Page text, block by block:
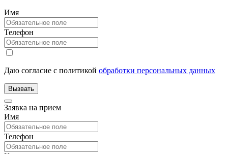
Имя
Телефон
Даю согласие с политикой обработки персональных данных
Заявка на прием
Имя
Телефон